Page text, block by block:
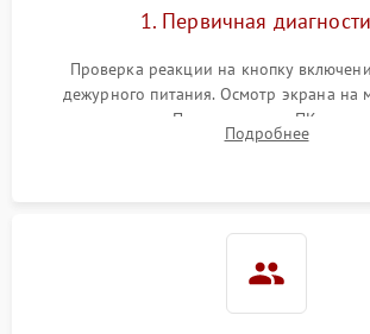
Поломка системы
автоматического
1000 ₽
Неисправность системы
1000 ₽
1. Первичная
Проверка реакции на кнопку
дежурного питания. Осмотр экрана на
повреждения. Подключение к ПК для
изображения, работы подсветки и
Подробнее